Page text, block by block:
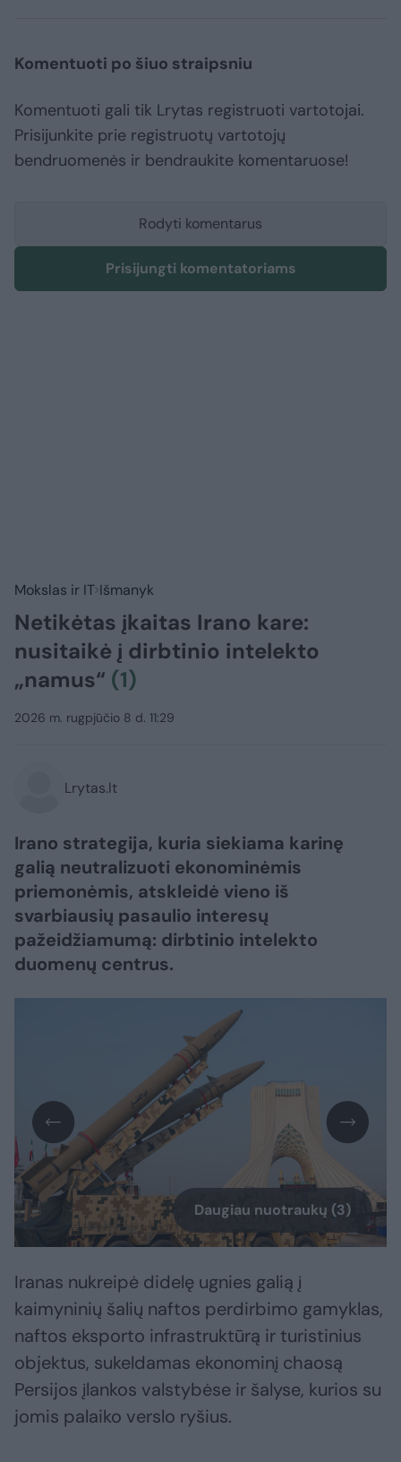
Komentuoti po šiuo straipsniu
Komentuoti gali tik Lrytas registruoti vartotojai.
Prisijunkite prie registruotų vartotojų
bendruomenės ir bendraukite komentaruose!
Rodyti komentarus
Prisijungti komentatoriams
Mokslas ir IT Išmanyk
Netikėtas įkaitas Irano kare:
nusitaikė į dirbtinio intelekto
„namus“ (1)
2026 m. rugpjūčio 8 d. 11:29
Lrytas.lt
Irano strategija, kuria siekiama karinę
galią neutralizuoti ekonominėmis
priemonėmis, atskleidė vieno iš
svarbiausių pasaulio interesų
pažeidžiamumą: dirbtinio intelekto
duomenų centrus.
Daugiau nuotraukų (3)
Iranas nukreipė didelę ugnies galią į
kaimyninių šalių naftos perdirbimo gamyklas,
naftos eksporto infrastruktūrą ir turistinius
objektus, sukeldamas ekonominį chaosą
Persijos įlankos valstybėse ir šalyse, kurios su
jomis palaiko verslo ryšius.